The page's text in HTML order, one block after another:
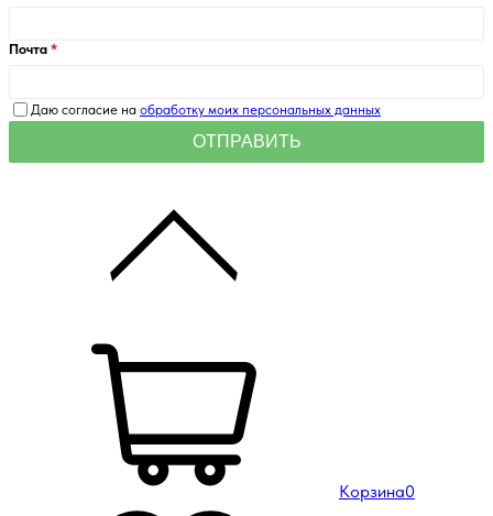
Почта
Даю согласие на обработку моих персональных данных
Корзина0